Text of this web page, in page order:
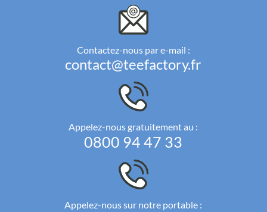
Contactez-nous par e-mail :
contact@teefactory.fr
Appelez-nous gratuitement au :
0800 94 47 33
Appelez-nous sur notre portable :